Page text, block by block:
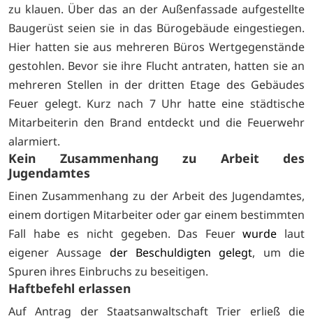
zu klauen. Über das an der Außenfassade aufgestellte
Baugerüst seien sie in das Bürogebäude eingestiegen.
Hier hatten sie aus mehreren Büros Wertgegenstände
gestohlen. Bevor sie ihre Flucht antraten, hatten sie an
mehreren Stellen in der dritten Etage des Gebäudes
Feuer gelegt. Kurz nach 7 Uhr hatte eine städtische
Mitarbeiterin den Brand entdeckt und die Feuerwehr
alarmiert.
Kein Zusammenhang zu Arbeit des
Jugendamtes
Einen Zusammenhang zu der Arbeit des Jugendamtes,
einem dortigen Mitarbeiter oder gar einem bestimmten
Fall habe es nicht gegeben. Das Feuerwurde laut
eigener Aussage der Beschuldigten gelegt, um die
Spuren ihres Einbruchs zu beseitigen.
Haftbefehl erlassen
Auf Antrag der Staatsanwaltschaft Trier erließ die